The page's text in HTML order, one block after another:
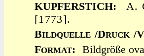
KUPFERSTICH:
A.
[1773].
BILDQUELLE /DRUCK /V
FORMAT:
Bildgröße